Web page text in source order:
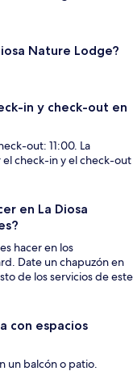
Nature Lodge?
in y check-out en
out: 11:00. La
check-in y el check-out
en La Diosa
hacer en los
Date un chapuzón en
de los servicios de este
con espacios
un balcón o patio.